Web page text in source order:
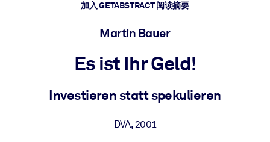
将简短且经过验证的知识引入您的 LMS/LXP，以获得更强的学习效
加入 GETABSTRACT 阅读摘要
Martin Bauer
Es ist Ihr Geld!
Investieren statt spekulieren
DVA,2001